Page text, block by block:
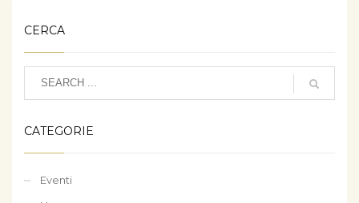
CERCA
CATEGORIE
Eventi